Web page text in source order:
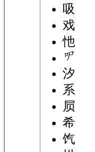
吸
戏
忚
汐
系
屃
希
饩